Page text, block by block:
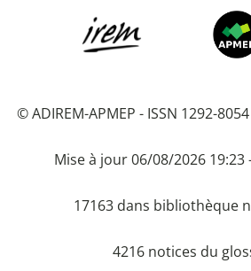
© ADIREM-APMEP - ISSN 1292-
Mise à jour 06/08/2026 19:23
17163 dans bibliothèque
4216 notices du